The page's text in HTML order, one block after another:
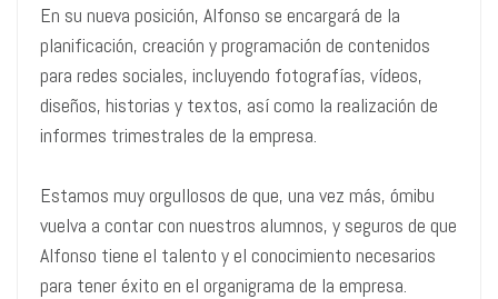
En su nueva posición, Alfonso se encargará de la
planificación, creación y programación de contenidos
para redes sociales, incluyendo fotografías, vídeos,
diseños, historias y textos, así como la realización de
informes trimestrales de la empresa.
Estamos muy orgullosos de que, una vez más, ómibu
vuelva a contar con nuestros alumnos, y seguros de que
Alfonso tiene el talento y el conocimiento necesarios
para tener éxito en el organigrama de la empresa.